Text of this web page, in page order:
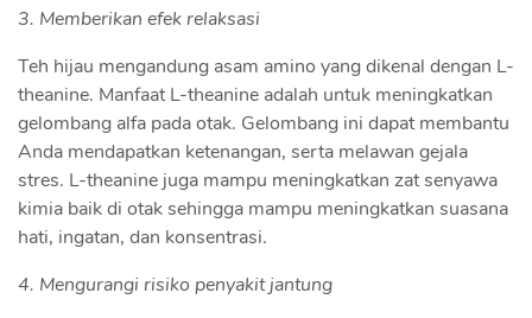
3. Memberikan efek relaksasi
Teh hijau mengandung asam amino yang dikenal dengan L-
theanine. Manfaat L-theanine adalah untuk meningkatkan
gelombang alfa pada otak. Gelombang ini dapat membantu
Anda mendapatkan ketenangan, serta melawan gejala
stres. L-theanine juga mampu meningkatkan zat senyawa
kimia baik di otak sehingga mampu meningkatkan suasana
hati, ingatan, dan konsentrasi.
4. Mengurangi risiko penyakit jantung